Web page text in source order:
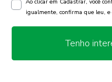
Ao clicar em Cadastrar, você
igualmente, confirma que leu,
Tenho